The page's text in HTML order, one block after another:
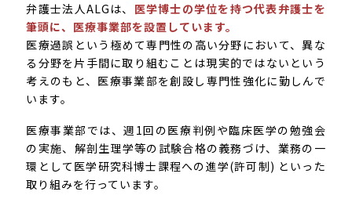
弁護士法人ALGは、 医学博士の学位を持つ代表弁護士を
筆頭に、医療事業部を設置しています。
医療過誤という極めて専門性の高い分野において、異な
る分野を片手間に取り組むことは現実的ではないという
考えのもと、医療事業部を創設し専門性強化に勤しんで
います。
医療事業部では、週1回の医療判例や臨床医学の勉強会
の実施、解剖生理学等の試験合格の義務づけ、業務の一
環として医学研究科博士課程への進学(許可制) といった
取り組みを行っています。